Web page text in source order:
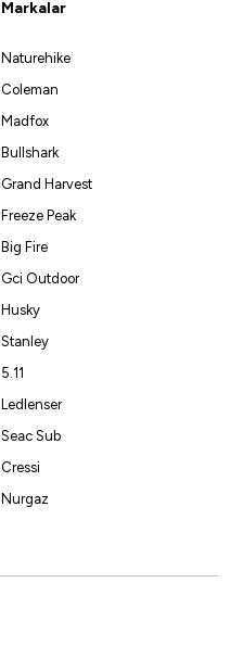
Markalar
Naturehike
Coleman
Madfox
Bullshark
Grand Harvest
Freeze Peak
Big Fire
Gci Outdoor
Husky
Stanley
5.11
Ledlenser
Seac Sub
Cressi
Nurgaz